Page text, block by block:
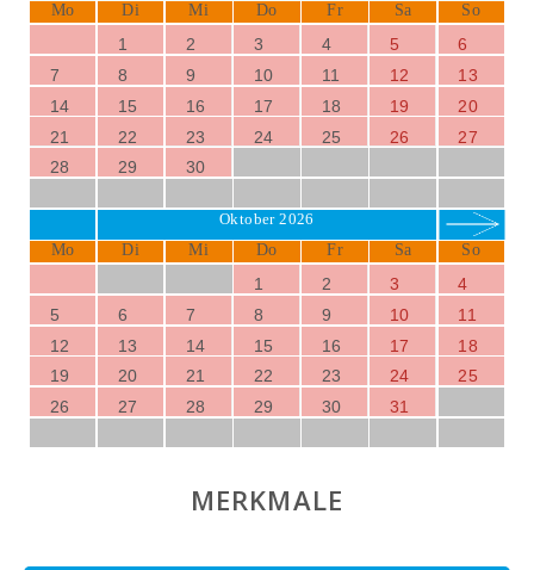
Mo Di Mi Do Fr Sa So
1 2 3 4 5
6
7
8 9 10 11 12
13
14
15 16 17 18 19
20
21
22 23 24 25 26
27
28
29 30
Oktober 2026
Mo Di Mi Do Fr Sa So
1 2 3
4
5
6 7 8 9 10
11
12
13 14 15 16 17
18
19
20 21 22 23 24
25
26
27 28 29 30 31
MERKMALE